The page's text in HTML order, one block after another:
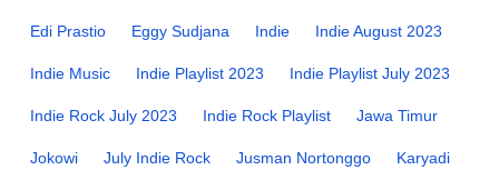
Edi Prastio Eggy Sudjana Indie Indie August 2023
Indie Music Indie Playlist 2023 Indie Playlist July 2023
Indie Rock July 2023 Indie Rock Playlist Jawa Timur
Jokowi July Indie Rock Jusman Nortonggo Karyadi